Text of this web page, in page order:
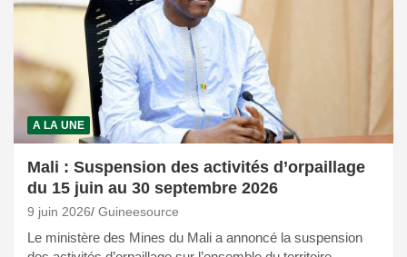
A LA UNE
Mali : Suspension des activités d’orpaillage
du 15 juin au 30 septembre 2026
9 juin 2026 Guineesource
Le ministère des Mines du Mali a annoncé la suspension